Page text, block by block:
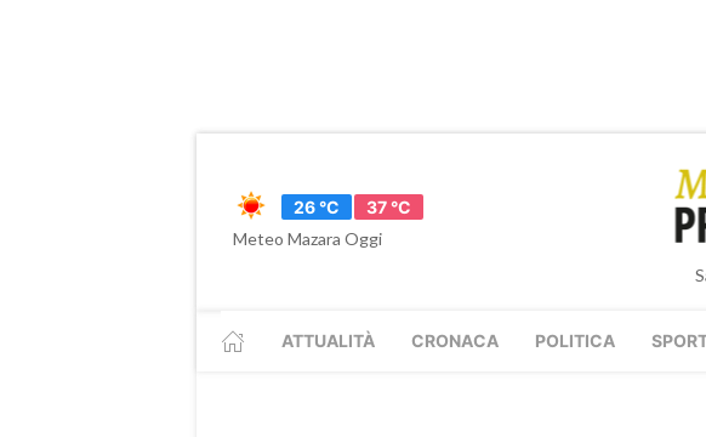
26 °C
37 °C
Meteo Mazara Oggi
ATTUALITÀ CRONACA POLITICA